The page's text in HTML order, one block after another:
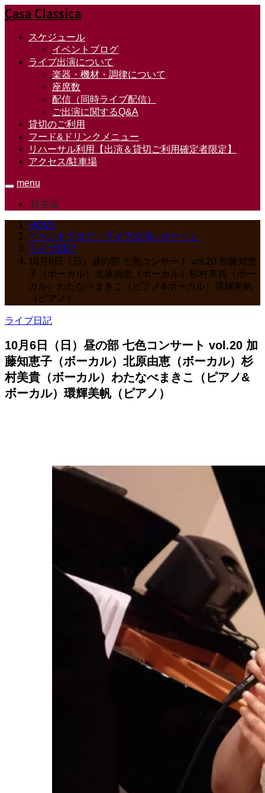
Casa Classica
スケジュール
イベントブログ
ライブ出演について
楽器・機材・調律について
座席数
配信（同時ライブ配信）
ご出演に関するQ&A
貸切のご利用
フード&ドリンクメニュー
リハーサル利用【出演＆貸切ご利用確定者限定】
アクセス/駐車場
menu
日本語
HOME
イベントブログ（ライブ公演レポート）
ライブ日記
10月6日（日）昼の部 七色コンサート vol.20 加藤知恵
子（ボーカル）北原由恵（ボーカル）杉村美貴（ボー
カル）わたなべまきこ（ピアノ&ボーカル）環輝美帆
（ピアノ）
ライブ日記
10月6日（日）昼の部 七色コンサート vol.20 加
藤知恵子（ボーカル）北原由恵（ボーカル）杉
村美貴（ボーカル）わたなべまきこ（ピアノ&
ボーカル）環輝美帆（ピアノ）